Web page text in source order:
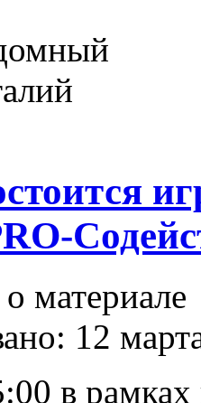
материале
12
в